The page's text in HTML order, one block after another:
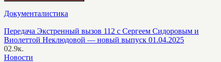
Документалистика
Передача Экстренный вызов 112 с Сергеем Сидоровым и
Виолеттой Неклюдовой — новый выпуск 01.04.2025
02.9к.
Новости